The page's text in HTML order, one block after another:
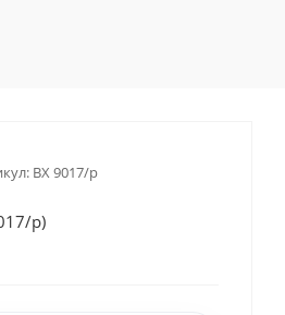
BX 9017/p
p)